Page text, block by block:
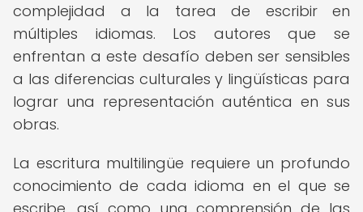
complejidad a la tarea de escribir en
múltiples idiomas. Los autores que se
enfrentan a este desafío deben ser sensibles
a las diferencias culturales y lingüísticas para
lograr una representación auténtica en sus
obras.
La escritura multilingüe requiere un profundo
conocimiento de cada idioma en el que se